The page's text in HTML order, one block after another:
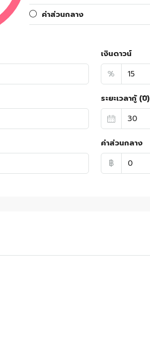
ค่าส่วนกลาง
เงินดาวน์
%
ระยะเวลากู้ (ปี)
ค่าส่วนกลาง
฿